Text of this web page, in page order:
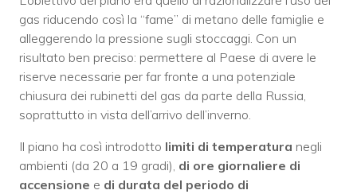
gas riducendo così la “fame” di metano delle famiglie e
alleggerendo la pressione sugli stoccaggi. Con un
risultato ben preciso: permettere al Paese di avere le
riserve necessarie per far fronte a una potenziale
chiusura dei rubinetti del gas da parte della Russia,
soprattutto in vista dell’arrivo dell’inverno.
Il piano ha così introdotto limiti di temperatura negli
ambienti (da 20 a 19 gradi), di ore giornaliere di
accensione e di durata del periodo di